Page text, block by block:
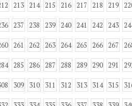
213 214 215 216 217 218 219
237 238 239 240 241 242 243
261 262 263 264 265 266 267
285 286 287 288 289 290 291
309 310 311 312 313 314 315